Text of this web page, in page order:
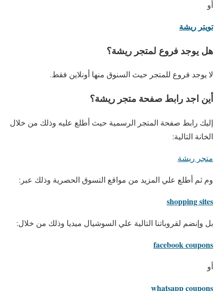
أو
تويتر ريشة
هل يوجد فروع لمتجر ريشة؟
لا يوجد فروع للمتجر حيث السنوق منها أونلاين فقط.
أين اجد رابط صفحة متجر ريشة؟
إليك رابط صفحة المتجر الرسمية حيث أطلع عليه وذلك من خلال
الخانة التالية:
متجر ريشة
وم ثم أطلع علي المزيد من مواقع التسوق الحصرية وذلك عبر:
shopping sites
بل وإنضم لقروباتنا التالية علي السوشيال ميديا وذلك من خلال:
facebook coupons
أو
whatsapp coupons